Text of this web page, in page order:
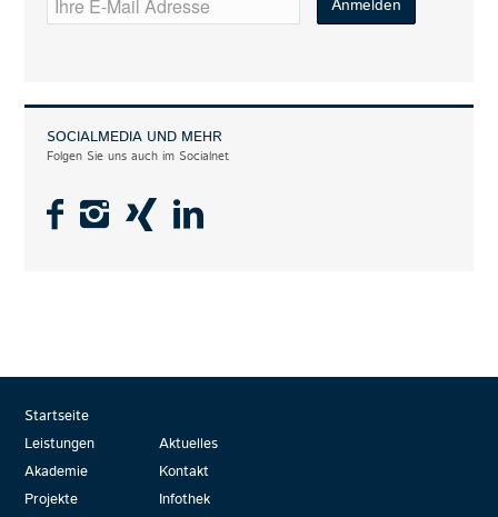
SOCIALMEDIA UND MEHR
Folgen Sie uns auch im Socialnet
Startseite
Leistungen
Akademie
Projekte
Aktuelles
Kontakt
Infothek